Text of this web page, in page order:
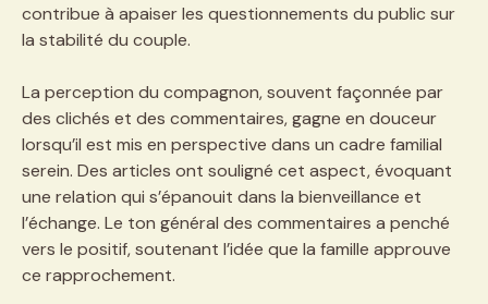
contribue à apaiser les questionnements du public sur
la stabilité du couple.
La perception du compagnon, souvent façonnée par
des clichés et des commentaires, gagne en douceur
lorsqu’il est mis en perspective dans un cadre familial
serein. Des articles ont souligné cet aspect, évoquant
une relation qui s’épanouit dans la bienveillance et
l’échange. Le ton général des commentaires a penché
vers le positif, soutenant l’idée que la famille approuve
ce rapprochement.